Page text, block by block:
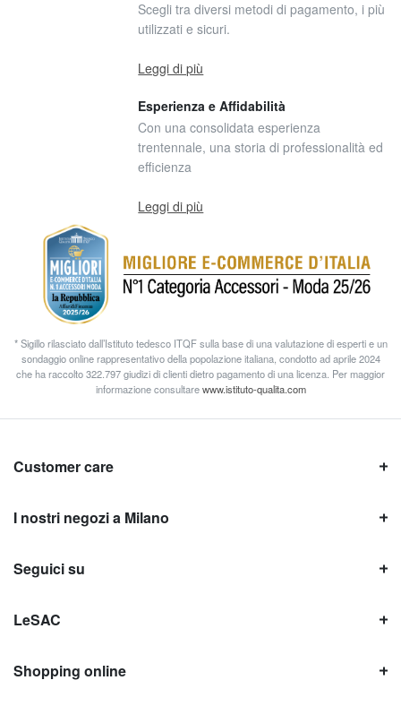
Scegli tra diversi metodi di pagamento, i più
utilizzati e sicuri.
Leggi di più
Esperienza e Affidabilità
Con una consolidata esperienza
trentennale, una storia di professionalità ed
efficienza
Leggi di più
* Sigillo rilasciato dall’Istituto tedesco ITQF sulla base di una valutazione di esperti e un
sondaggio online rappresentativo della popolazione italiana, condotto ad aprile 2024
che ha raccolto 322.797 giudizi di clienti dietro pagamento di una licenza. Per maggior
informazione consultarewww.istituto-qualita.com
Customer care
I nostri negozi a Milano
Seguici su
LeSAC
Shopping online